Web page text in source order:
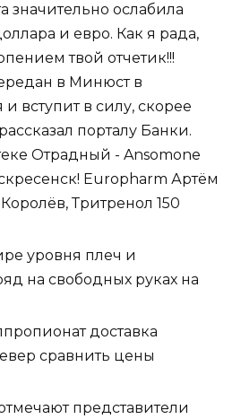
значительно ослабила
и евро. Как я рада,
твой отчетик!!!
в Минюст в
вступит в силу, скорее
порталу Банки.
Отрадный - Ansomone
Europharm Артём
Тритренол 150
уровня плеч и
на свободных руках на
доставка
сравнить цены
представители